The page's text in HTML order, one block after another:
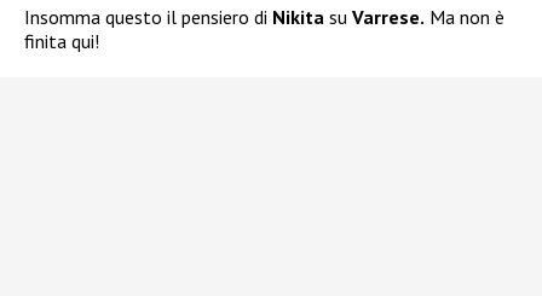
Insomma questo il pensiero di Nikita su Varrese. Ma non è
finita qui!